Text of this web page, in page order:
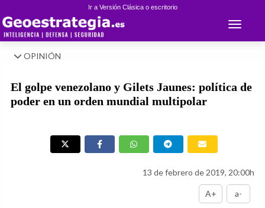
Ir a Versión Clásica o escritorio
Toggle
OPINIÓN
El golpe venezolano y Gilets Jaunes: política de
poder en un orden mundial multipolar
13 de febrero de 2019, 20:00h
A+ a-